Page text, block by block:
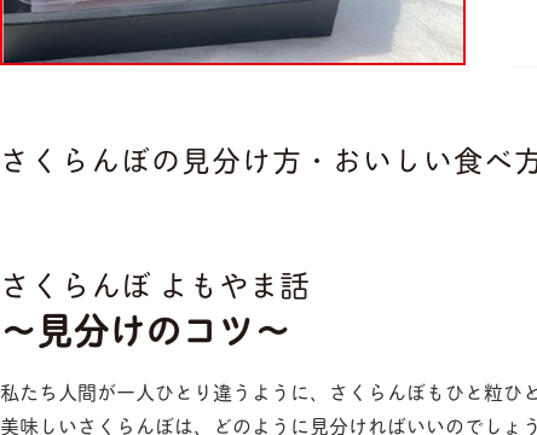
さくらんぼの見分け方・おいしい食べ
さくらんぼ よもやま話
〜見分けのコツ〜
私たち人間が一人ひとり違うように、さくらんぼもひと粒ひ
美味しいさくらんぼは、どのように見分ければいいのでしょ